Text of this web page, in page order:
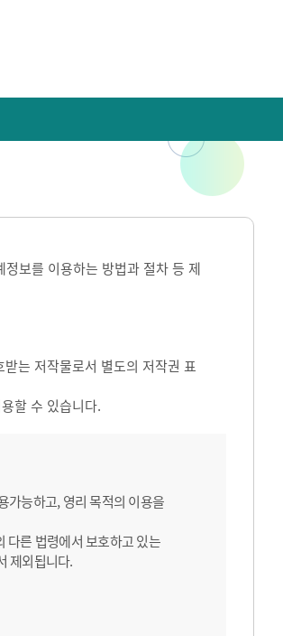
보를 이용하는 방법과 절차 등 제
는 저작물로서 별도의 저작권 표
할 수 있습니다.
가능하고, 영리 목적의 이용을
다른 법령에서 보호하고 있는
제외됩니다.